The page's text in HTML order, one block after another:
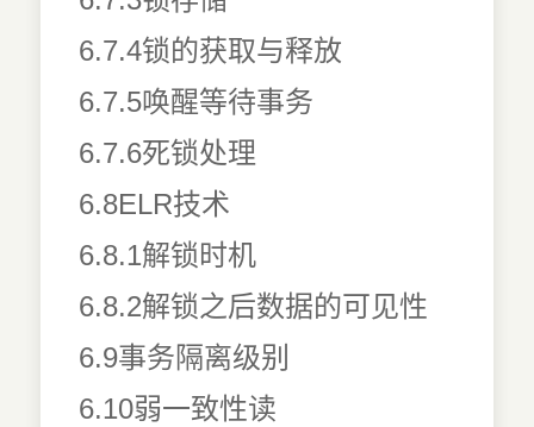
6.7.4锁的获取与释放
6.7.5唤醒等待事务
6.7.6死锁处理
6.8ELR技术
6.8.1解锁时机
6.8.2解锁之后数据的可见性
6.9事务隔离级别
6.10弱一致性读